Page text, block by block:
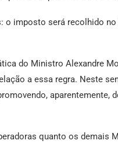
o imposto será recolhido
do Ministro Alexandre
a essa regra. Neste
aparentemente,
quanto os demais